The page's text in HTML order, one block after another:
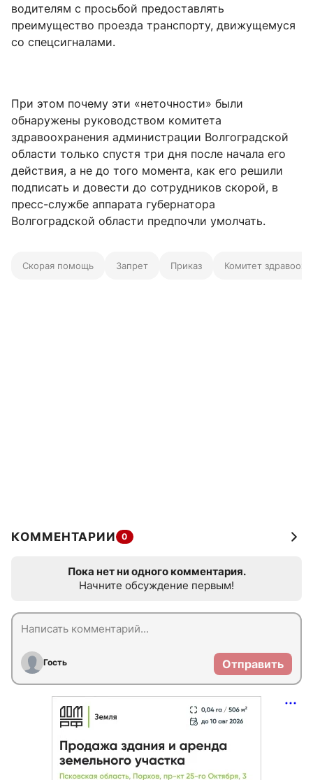
водителям с просьбой предоставлять
преимущество проезда транспорту, движущемуся
со спецсигналами.
При этом почему эти «неточности» были
обнаружены руководством комитета
здравоохранения администрации Волгоградской
области только спустя три дня после начала его
действия, а не до того момента, как его решили
подписать и довести до сотрудников скорой, в
пресс-службе аппарата губернатора
Волгоградской области предпочли умолчать.
Скорая помощь Запрет Приказ Комитет
КОММЕНТАРИИ 0
Пока нет ни одного комментария.
Начните обсуждение первым!
Гость Отправить